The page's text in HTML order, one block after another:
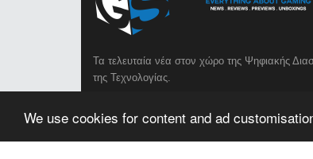
We use cookies for content and ad
Τα τελευταία νέα στον χώρο της Ψηφιακής
της Τεχνολογίας.